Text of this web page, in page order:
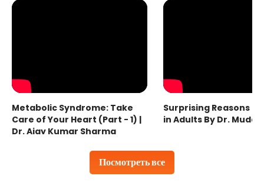
Посмотреть все
Metabolic Syndrome: Take
Care of Your Heart (Part - 1) |
Dr. Ajay Kumar Sharma
Surprising Reasons
in Adults By Dr.